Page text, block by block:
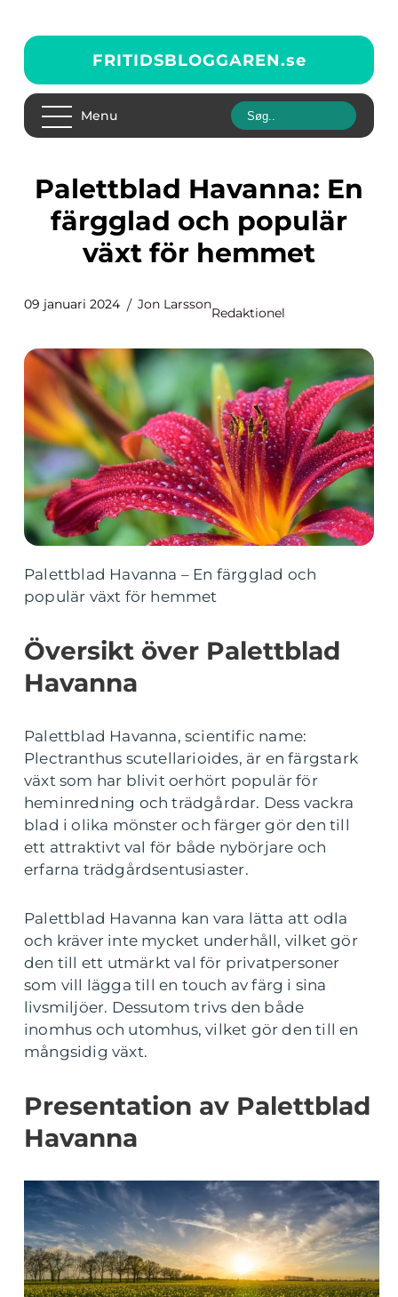
FRITIDSBLOGGAREN.se
Menu
Palettblad Havanna: En
färgglad och populär
växt för hemmet
09 januari 2024 Jon Larsson
Redaktionel
Palettblad Havanna – En färgglad och
populär växt för hemmet
Översikt över Palettblad
Havanna
Palettblad Havanna, scientific name:
Plectranthus scutellarioides, är en färgstark
växt som har blivit oerhört populär för
heminredning och trädgårdar. Dess vackra
blad i olika mönster och färger gör den till
ett attraktivt val för både nybörjare och
erfarna trädgårdsentusiaster.
Palettblad Havanna kan vara lätta att odla
och kräver inte mycket underhåll, vilket gör
den till ett utmärkt val för privatpersoner
som vill lägga till en touch av färg i sina
livsmiljöer. Dessutom trivs den både
inomhus och utomhus, vilket gör den till en
mångsidig växt.
Presentation av Palettblad
Havanna